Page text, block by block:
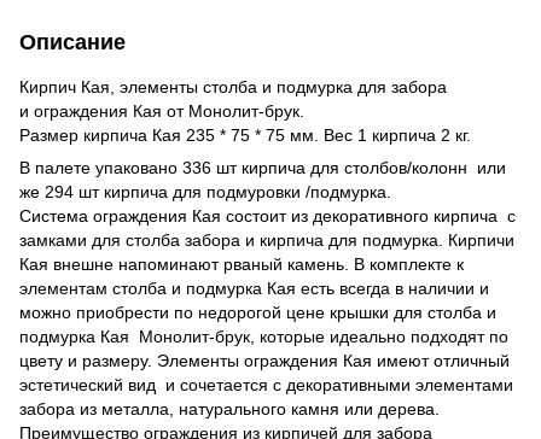
Описание
Кирпич Кая, элементы столба и подмурка для забора
и ограждения Кая от Монолит-брук.
Размер кирпича Кая 235 * 75 * 75 мм. Вес 1 кирпича 2 кг.
В палете упаковано 336 шт кирпича для столбов/колонн или
же 294 шт кирпича для подмуровки /подмурка.
Система ограждения Кая состоит из декоративного кирпича с
замками для столба забора и кирпича для подмурка. Кирпичи
Кая внешне напоминают рваный камень. В комплекте к
элементам столба и подмурка Кая есть всегда в наличии и
можно приобрести по недорогой цене крышки для столба и
подмурка Кая Монолит-брук, которые идеально подходят по
цвету и размеру. Элементы ограждения Кая имеют отличный
эстетический вид и сочетается с декоративными элементами
забора из металла, натурального камня или дерева.
Преимущество ограждения из кирпичей для забора